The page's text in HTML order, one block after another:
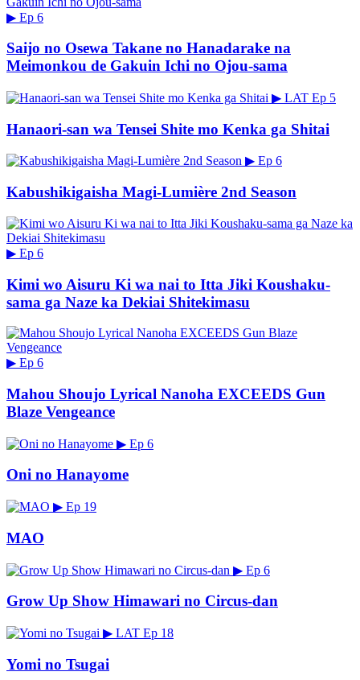
▶ Ep 6
Saijo no Osewa Takane no Hanadarake na
Meimonkou de Gakuin Ichi no Ojou-sama
▶ LAT Ep 5
Hanaori-san wa Tensei Shite mo Kenka ga Shitai
▶ Ep 6
Kabushikigaisha Magi-Lumière 2nd Season
▶ Ep 6
Kimi wo Aisuru Ki wa nai to Itta Jiki Koushaku-
sama ga Naze ka Dekiai Shitekimasu
▶ Ep 6
Mahou Shoujo Lyrical Nanoha EXCEEDS Gun
Blaze Vengeance
▶ Ep 6
Oni no Hanayome
▶ Ep 19
MAO
▶ Ep 6
Grow Up Show Himawari no Circus-dan
▶ LAT Ep 18
Yomi no Tsugai